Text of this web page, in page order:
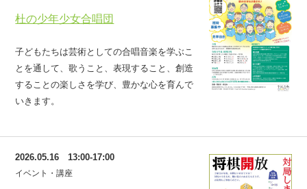
杜の少年少女合唱団
子どもたちは芸術としての合唱音楽を学ぶこ
とを通して、歌うこと、表現すること、創造
することの楽しさを学び、豊かな心を育んで
いきます。
2026.05.16 13:00-17:00
イベント・講座